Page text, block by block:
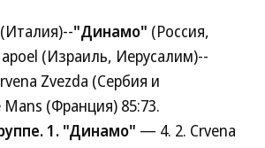
"Динамо" (Россия,
(Израиль, Иерусалим)--
Zvezda (Сербия и
(Франция) 85:73.
1. "Динамо" — 4. 2. Crvena